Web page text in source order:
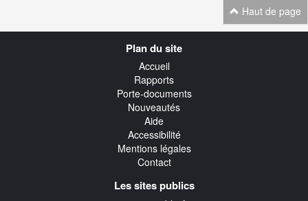
Haut de page
Plan du site
Accueil
Rapports
Porte-documents
Nouveautés
Aide
Accessibilité
Mentions légales
Contact
Les sites publics